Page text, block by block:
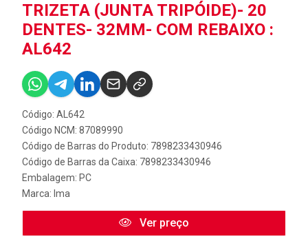
TRIZETA (JUNTA TRIPÓIDE)- 20
DENTES- 32MM- COM REBAIXO :
AL642
Código: AL642
Código NCM: 87089990
Código de Barras do Produto: 7898233430946
Código de Barras da Caixa: 7898233430946
Embalagem: PC
Marca: Ima
Ver preço